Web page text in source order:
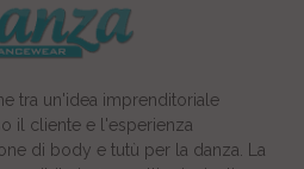
tra un'idea imprenditoriale
il cliente e l'esperienza
di body e tutù per la danza. La